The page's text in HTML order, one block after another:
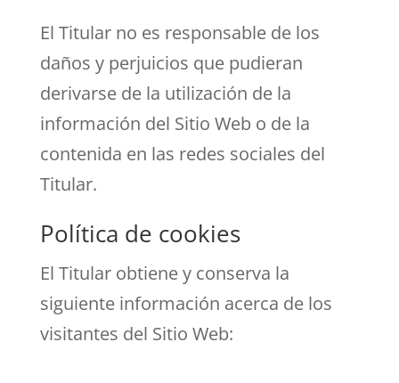
El Titular no es responsable de los
daños y perjuicios que pudieran
derivarse de la utilización de la
información del Sitio Web o de la
contenida en las redes sociales del
Titular.
Política de cookies
El Titular obtiene y conserva la
siguiente información acerca de los
visitantes del Sitio Web: